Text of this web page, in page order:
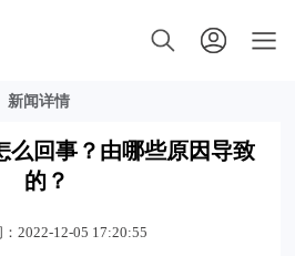
新闻详情
么回事？由哪些原因导致
的？
2022-12-05 17:20:55